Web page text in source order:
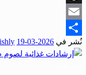
Snapchat
Email
Share
نُشر في 2026-03-19